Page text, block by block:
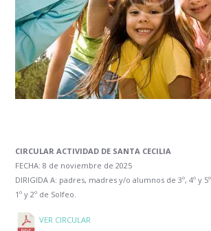
CIRCULAR ACTIVIDAD DE SANTA CECILIA
FECHA: 8 de noviembre de 2025
DIRIGIDA A: padres, madres y/o alumnos de 3º, 4º y
1º y 2º de Solfeo.
VER CIRCULAR